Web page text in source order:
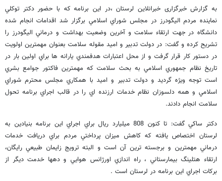
به گزارش خبرگزاری خبرانلاین لرستان ،در اين برنامه كه با حضور دكتر توكلي
نماينده مردم اليگودرز در مجلس شوراي اسلامي برگزار شد اقدامات انجام شده
دانشگاه در جهت ارتقاء سلامت و آخرين وضعيت بهداشت و درماني اليگودرز را
تشريح كرده و گفت: در دولت تدبير و اميد مقوله سلامت بعنوان مهمترين اولويت
در دستور كار قرار گرفت و از محل اعتبارات هدفمندي يارانه ها براي اولين بار در
تاريخ نظام جمهوري اسلامي به بحث سلامت كه مهمترين فاكتور جوامع بشري
است توجه ويژه گرديد و دولت تدبير و اميد با همكاري مجلس محترم شوراي
اسلامي و همه دلسوزان نظام خدمات ارزنده اي را در قالب اجراي برنامه تحول
سلامت انجام دادند.
دكتر ساكي گفت: تا كنون 808 ميليارد ريال براي اجراي اين برنامه بنيادين به
لرستان اختصاص يافته كه كاهش ميزان پرداختي مردم براي دريافت خدمات
درماني مهمترين و برجسته ترين آن است و البته ترويج زايمان طبيعي رايگان،
ارتقاء هتلينگ بيمارستاني ، راه اندازي اورژانس هوايي و دهها خدمت ديگر از
بركات اجراي اين برنامه در لرستان است .